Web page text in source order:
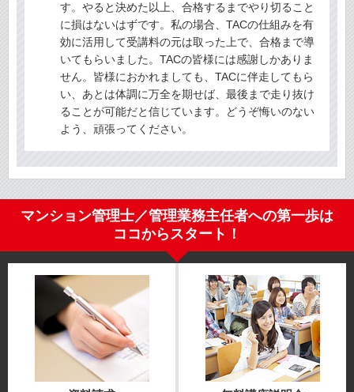
す。やると決めた以上、合格するまでやり切ること
に損はないはずです。私の場合、TACの仕組みを有
効に活用して受講料の元は取った上で、合格まで導
いてもらいました。TACの皆様には感謝しかありま
せん。皆様におかれましても、TACに伴走してもら
い、あとは体調に万全を期せば、最後まで走り抜け
ることが可能だと信じています。どうぞ悔いのない
よう、頑張ってください。
マンション管理士／管理業務主任者への第一歩は
ココからスタート！